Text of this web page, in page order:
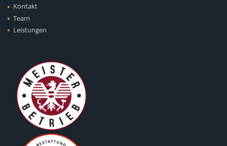
Kontakt
Team
Leistungen